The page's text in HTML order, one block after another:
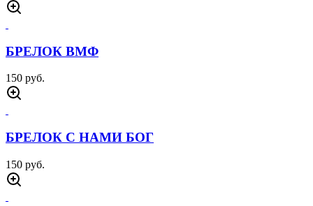
БРЕЛОК ВМФ
150 руб.
БРЕЛОК С НАМИ БОГ
150 руб.